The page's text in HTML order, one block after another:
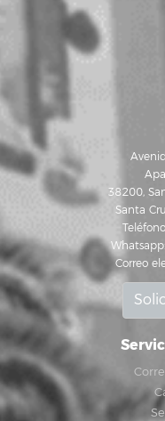
38200,
Santa
Whatsapp:
Correo